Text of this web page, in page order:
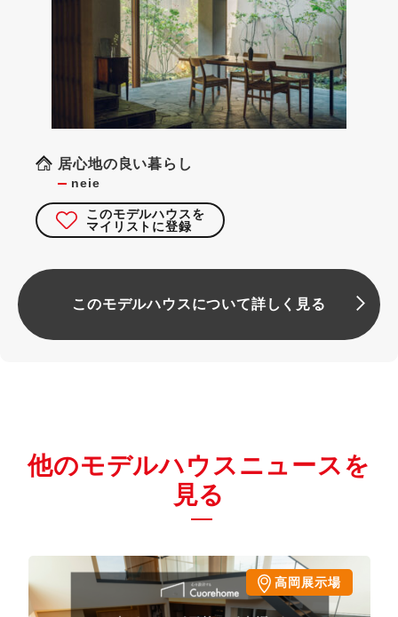
居心地の良い暮らし
neie
このモデルハウスを
マイリストに登録
このモデルハウスについて詳しく見る
他のモデルハウスニュースを
見る
高岡展示場